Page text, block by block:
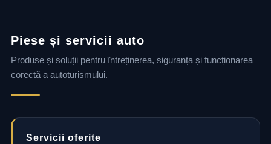
Piese și servicii auto
Produse și soluții pentru întreținerea, siguranța și funcționarea
corectă a autoturismului.
Servicii oferite